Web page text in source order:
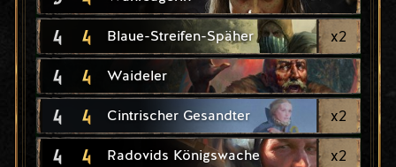
4 4 Blaue-Streifen-Späher x2
4 4 Waideler
4 4 Cintrischer Gesandter x2
4 4 Radovids Königswache x2